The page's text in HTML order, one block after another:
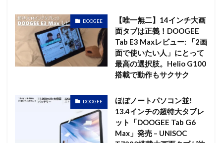
DOOGEE
【唯一無二】14インチ大画
面タブは正義！DOOGEE
Tab E3 Maxレビュー: 「2画
面で使いたい人」にとって
最高の選択肢。Helio G100
搭載で動作もサクサク
DOOGEE
ほぼノートパソコン並!
13.4インチの超特大タブレ
ット「DOOGEE Tab G6
Max」発売 – UNISOC